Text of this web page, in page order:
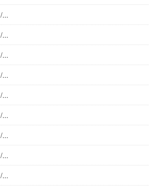
...
...
...
...
...
...
...
...
...